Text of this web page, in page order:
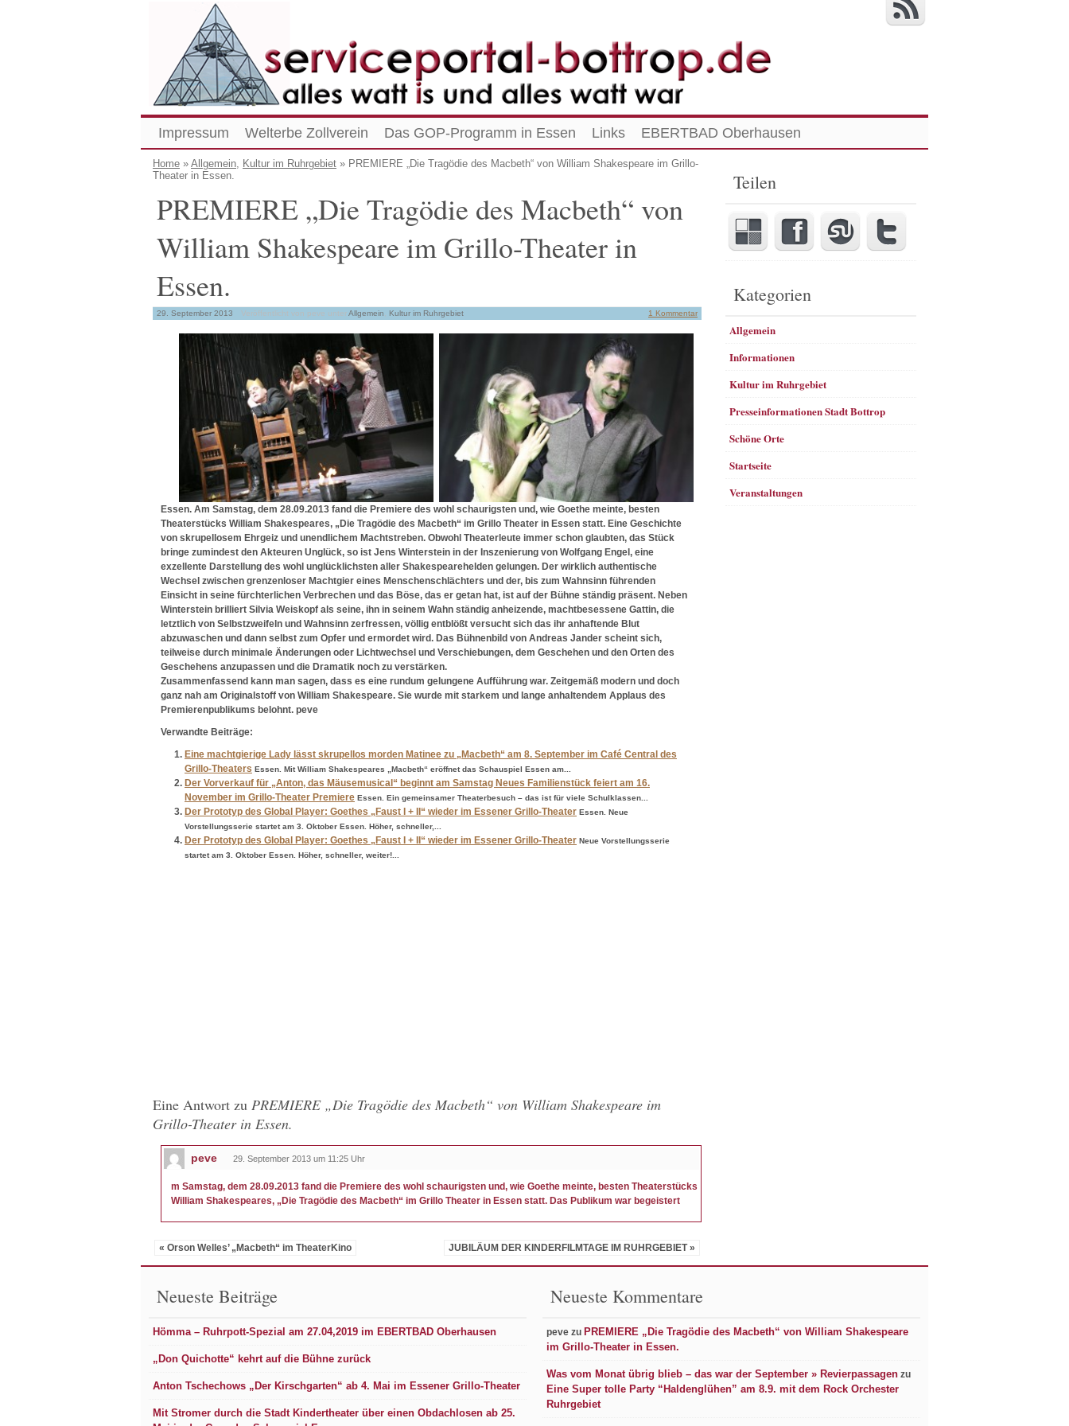
Impressum Welterbe Zollverein Das GOP-Programm in Essen Links EBERTBAD Oberhausen
Home » Allgemein, Kultur im Ruhrgebiet » PREMIERE „Die Tragödie des Macbeth“ von William Shakespeare im Grillo-
Theater in Essen.
PREMIERE „Die Tragödie des Macbeth“ von
William Shakespeare im Grillo-Theater in
Essen.
29. September 2013 Veröffentlicht von peve unterAllgemein Kultur im Ruhrgebiet 1 Kommentar
Essen. Am Samstag, dem 28.09.2013 fand die Premiere des wohl schaurigsten und, wie Goethe meinte, besten
Theaterstücks William Shakespeares, „Die Tragödie des Macbeth“ im Grillo Theater in Essen statt. Eine Geschichte
von skrupellosem Ehrgeiz und unendlichem Machtstreben. Obwohl Theaterleute immer schon glaubten, das Stück
bringe zumindest den Akteuren Unglück, so ist Jens Winterstein in der Inszenierung von Wolfgang Engel, eine
exzellente Darstellung des wohl unglücklichsten aller Shakespearehelden gelungen. Der wirklich authentische
Wechsel zwischen grenzenloser Machtgier eines Menschenschlächters und der, bis zum Wahnsinn führenden
Einsicht in seine fürchterlichen Verbrechen und das Böse, das er getan hat, ist auf der Bühne ständig präsent. Neben
Winterstein brilliert Silvia Weiskopf als seine, ihn in seinem Wahn ständig anheizende, machtbesessene Gattin, die
letztlich von Selbstzweifeln und Wahnsinn zerfressen, völlig entblößt versucht sich das ihr anhaftende Blut
abzuwaschen und dann selbst zum Opfer und ermordet wird. Das Bühnenbild von Andreas Jander scheint sich,
teilweise durch minimale Änderungen oder Lichtwechsel und Verschiebungen, dem Geschehen und den Orten des
Geschehens anzupassen und die Dramatik noch zu verstärken.
Zusammenfassend kann man sagen, dass es eine rundum gelungene Aufführung war. Zeitgemäß modern und doch
ganz nah am Originalstoff von William Shakespeare. Sie wurde mit starkem und lange anhaltendem Applaus des
Premierenpublikums belohnt. peve
Verwandte Beiträge:
Eine machtgierige Lady lässt skrupellos morden Matinee zu „Macbeth“ am 8. September im Café Central des
Grillo-Theaters Essen. Mit William Shakespeares „Macbeth“ eröffnet das Schauspiel Essen am...
Der Vorverkauf für „Anton, das Mäusemusical“ beginnt am Samstag Neues Familienstück feiert am 16.
November im Grillo-Theater Premiere Essen. Ein gemeinsamer Theaterbesuch – das ist für viele Schulklassen...
Der Prototyp des Global Player: Goethes „Faust I + II“ wieder im Essener Grillo-Theater Essen. Neue
Vorstellungsserie startet am 3. Oktober Essen. Höher, schneller,...
Der Prototyp des Global Player: Goethes „Faust I + II“ wieder im Essener Grillo-Theater Neue Vorstellungsserie
startet am 3. Oktober Essen. Höher, schneller, weiter!...
Eine Antwort zu PREMIERE „Die Tragödie des Macbeth“ von William Shakespeare im
Grillo-Theater in Essen.
peve 29. September 2013 um 11:25 Uhr
m Samstag, dem 28.09.2013 fand die Premiere des wohl schaurigsten und, wie Goethe meinte, besten Theaterstücks
William Shakespeares, „Die Tragödie des Macbeth“ im Grillo Theater in Essen statt. Das Publikum war begeistert
« Orson Welles’ „Macbeth“ im TheaterKino JUBILÄUM DER KINDERFILMTAGE IM RUHRGEBIET »
Teilen
Kategorien
Allgemein
Informationen
Kultur im Ruhrgebiet
Presseinformationen Stadt Bottrop
Schöne Orte
Startseite
Veranstaltungen
Neueste Beiträge
Hömma – Ruhrpott-Spezial am 27.04,2019 im EBERTBAD Oberhausen
„Don Quichotte“ kehrt auf die Bühne zurück
Anton Tschechows „Der Kirschgarten“ ab 4. Mai im Essener Grillo-Theater
Mit Stromer durch die Stadt Kindertheater über einen Obdachlosen ab 25.
Neueste Kommentare
peve zu PREMIERE „Die Tragödie des Macbeth“ von William Shakespeare
im Grillo-Theater in Essen.
Was vom Monat übrig blieb – das war der September » Revierpassagen zu
Eine Super tolle Party “Haldenglühen” am 8.9. mit dem Rock Orchester
Ruhrgebiet